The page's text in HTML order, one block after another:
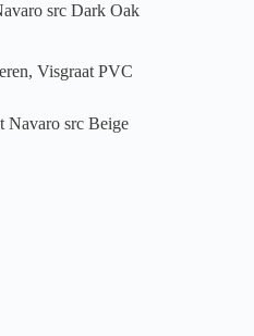
src Dark Oak
, Visgraat PVC